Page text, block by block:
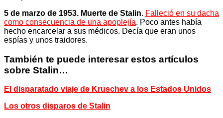
5 de marzo de 1953. Muerte de Stalin. Falleció en su dacha
como consecuencia de una apoplejía. Poco antes había
hecho encarcelar a sus médicos. Decía que eran unos
espías y unos traidores.
También te puede interesar estos artículos
sobre Stalin…
El disparatado viaje de Kruschev a los Estados Unidos
Los otros disparos de Stalin